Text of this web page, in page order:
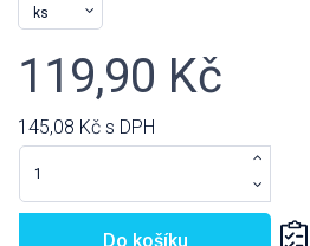
119,90 Kč
145,08 Kč s DPH
Do košíku